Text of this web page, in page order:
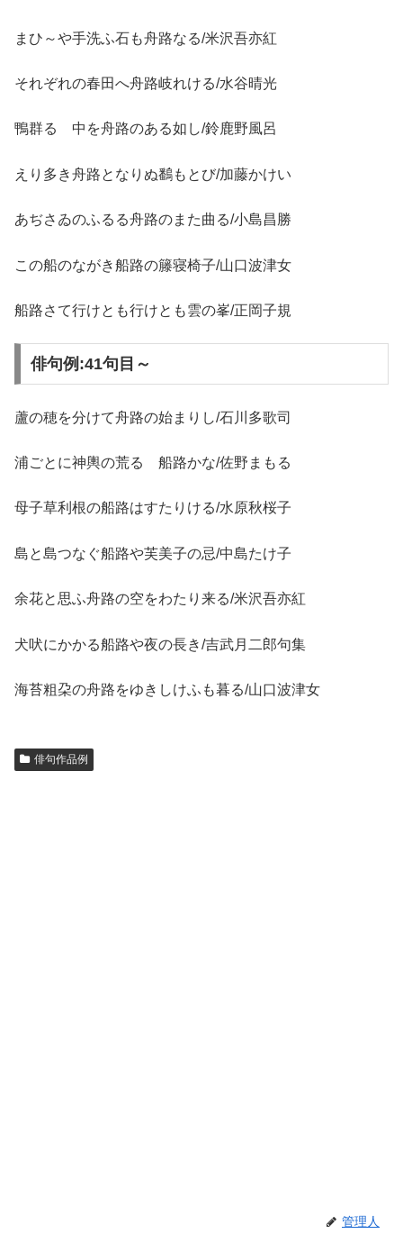
まひ～や手洗ふ石も舟路なる/米沢吾亦紅
それぞれの春田へ舟路岐れける/水谷晴光
鴨群るゝ中を舟路のある如し/鈴鹿野風呂
えり多き舟路となりぬ鷭もとび/加藤かけい
あぢさゐのふるる舟路のまた曲る/小島昌勝
この船のながき船路の籐寝椅子/山口波津女
船路さて行けとも行けとも雲の峯/正岡子規
俳句例:41句目～
蘆の穂を分けて舟路の始まりし/石川多歌司
浦ごとに神輿の荒るゝ船路かな/佐野まもる
母子草利根の船路はすたりける/水原秋桜子
島と島つなぐ船路や芙美子の忌/中島たけ子
余花と思ふ舟路の空をわたり来る/米沢吾亦紅
犬吠にかかる船路や夜の長き/吉武月二郎句集
海苔粗朶の舟路をゆきしけふも暮る/山口波津女
俳句作品例
管理人